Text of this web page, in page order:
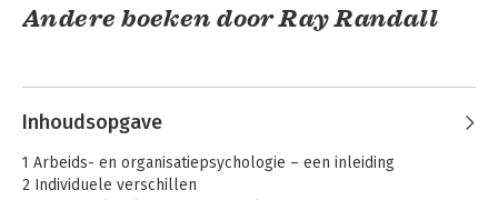
Andere boeken door Ray Randall
Inhoudsopgave
1 Arbeids- en organisatiepsychologie – een inleiding
2 Individuele verschillen